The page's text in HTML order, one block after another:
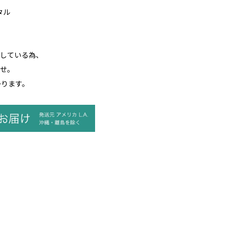
ル
ている為、
。
ます。